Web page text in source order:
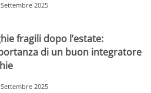
2025
fragili dopo l’estate:
di un buon integratore
Settembre 2025